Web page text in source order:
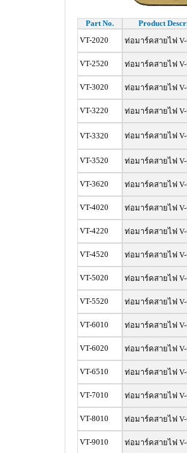
Part No.
Product
VT-2020
ท่อมาร์คสายไฟ V-
VT-2520 ท่อมาร์คสายไฟ V-
VT-3020 ท่อมาร์คสายไฟ V-
VT-3220 ท่อมาร์คสายไฟ V-
VT-3320 ท่อมาร์คสายไฟ V-
VT-3520 ท่อมาร์คสายไฟ V-
VT-3620 ท่อมาร์คสายไฟ V-
VT-4020 ท่อมาร์คสายไฟ V-
VT-4220 ท่อมาร์คสายไฟ V-
VT-4520 ท่อมาร์คสายไฟ V-
VT-5020 ท่อมาร์คสายไฟ V-
VT-5520 ท่อมาร์คสายไฟ V-
VT-6010 ท่อมาร์คสายไฟ V-
VT-6020 ท่อมาร์คสายไฟ V-
VT-6510 ท่อมาร์คสายไฟ V-
VT-7010 ท่อมาร์คสายไฟ V-
VT-8010 ท่อมาร์คสายไฟ V-
VT-9010 ท่อมาร์คสายไฟ V-